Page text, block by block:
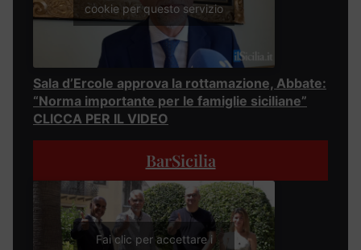
cookie per questo servizio
Sala d’Ercole approva la rottamazione, Abbate:
“Norma importante per le famiglie siciliane”
CLICCA PER IL VIDEO
BarSicilia
Fai clic per accettare i